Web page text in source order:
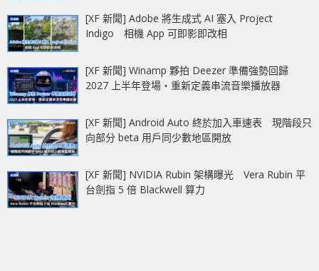
[XF 新聞] Adobe 將生成式 AI 塞入 Project
Indigo 相機 App 可即影即改相
[XF 新聞] Winamp 夥拍 Deezer 準備強勢回歸
2027 上半年登場‧重新定義串流音樂播放器
[XF 新聞] Android Auto 終於加入車速表 現階段只
向部分 beta 用戶同少數地區開放
[XF 新聞] NVIDIA Rubin 架構曝光 Vera Rubin 平
台劍指 5 倍 Blackwell 算力